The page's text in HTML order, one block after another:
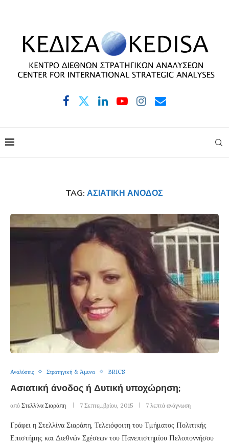
TAG: ΑΣΙΑΤΙΚΉ ΆΝΟΔΟΣ
Αναλύσεις Στρατηγική & Άμυνα BRICS
Ασιατική άνοδος ή Δυτική υποχώρηση;
από Στελλίνα Σιαράπη 7 Σεπτεμβρίου, 2015 7 λεπτά ανάγνωση
Γράφει η Στελλίνα Σιαράπη, Τελειόφοιτη του Τμήματος Πολιτικής
Επιστήμης και Διεθνών Σχέσεων του Πανεπιστημίου Πελοποννήσου